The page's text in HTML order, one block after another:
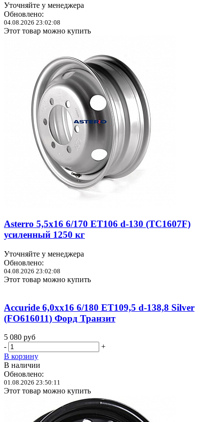
Уточняйте у менеджера
Обновлено:
04.08.2026 23:02:08
Этот товар можно купить
Asterro 5,5x16 6/170 ET106 d-130 (TC1607F)
усиленный 1250 кг
Уточняйте у менеджера
Обновлено:
04.08.2026 23:02:08
Этот товар можно купить
Accuride 6,0xx16 6/180 ET109,5 d-138,8 Silver
(FO616011) Форд Транзит
5 080 руб
-
+
В корзину
В наличии
Обновлено:
01.08.2026 23:50:11
Этот товар можно купить